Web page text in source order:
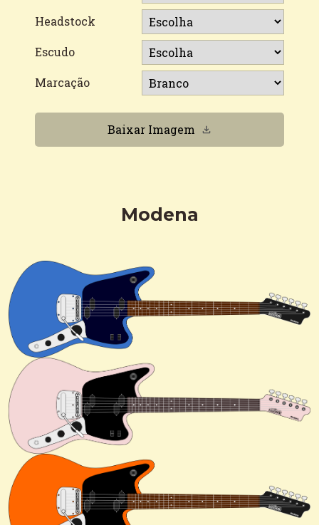
Headstock
Escudo
Marcação
Baixar Imagem
Modena